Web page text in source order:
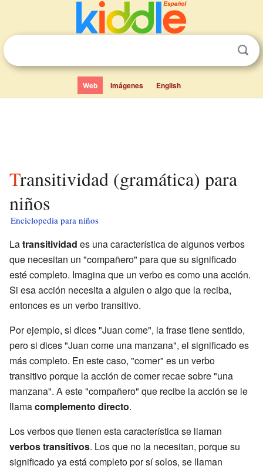
Web Imágenes English
Transitividad (gramática) para
niños
Enciclopedia para niños
Latransitividad es una característica de algunos verbos
que necesitan un "compañero" para que su significado
esté completo. Imagina que un verbo es como una acción.
Si esa acción necesita a alguien o algo que la reciba,
entonces es un verbo transitivo.
Por ejemplo, si dices "Juan come", la frase tiene sentido,
pero si dices "Juan come una manzana", el significado es
más completo. En este caso, "comer" es un verbo
transitivo porque la acción de comer recae sobre "una
manzana". A este "compañero" que recibe la acción se le
llamacomplemento directo.
Los verbos que tienen esta característica se llaman
verbos transitivos. Los que no la necesitan, porque su
significado ya está completo por sí solos, se llaman